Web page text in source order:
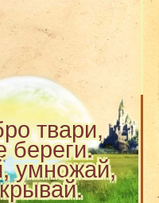
твари,
береги.
умножай,